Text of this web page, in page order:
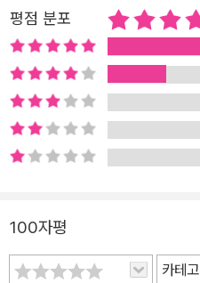
분이다. 그들은 서로를 신뢰하고
상대방이 자신에게 중요한 존재
는 아예 몇몇 장을 매기의 시점으
히 조사한 크레이스는 이런 설정
와 감동, 무엇 하나 놓치지 않는다
경이로운 능력을 생생하게 묘사
전 무지개다리를 건넌 반려견을
릿속에서 장면이 그려져 이 책을
평점 분포
100자평
카테